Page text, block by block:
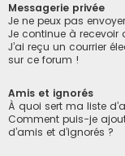
Messagerie privée
Je ne peux pas
Je continue à recevoir
J’ai reçu un courrier
sur ce forum !
Amis et ignorés
À quoi sert ma liste
Comment puis-je
d’amis et d’ignorés ?